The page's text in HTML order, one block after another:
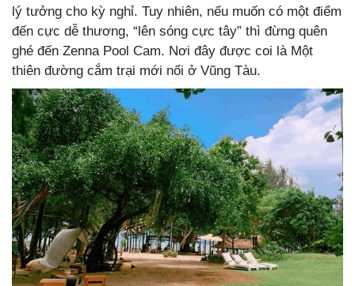
lý tưởng cho kỳ nghỉ. Tuy nhiên, nếu muốn có một điểm
đến cực dễ thương, “lên sóng cực tây” thì đừng quên
ghé đến Zenna Pool Cam. Nơi đây được coi là Một
thiên đường cắm trại mới nổi ở Vũng Tàu.